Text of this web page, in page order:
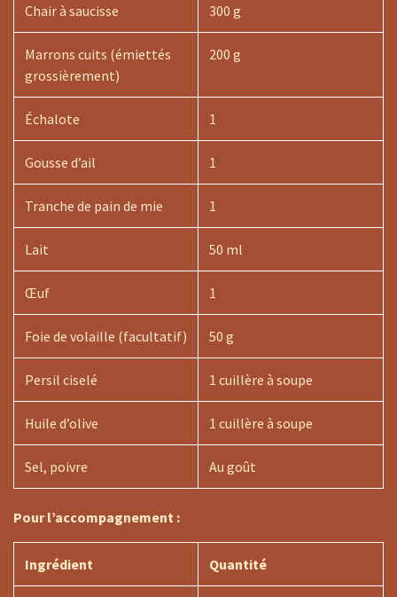
Chair à saucisse 300 g
Marrons cuits (émiettés
grossièrement)
200 g
Échalote 1
Gousse d’ail 1
Tranche de pain de mie 1
Lait 50 ml
Œuf 1
Foie de volaille (facultatif) 50 g
Persil ciselé 1 cuillère à soupe
Huile d’olive 1 cuillère à soupe
Sel, poivre Au goût
Pour l’accompagnement :
Ingrédient Quantité